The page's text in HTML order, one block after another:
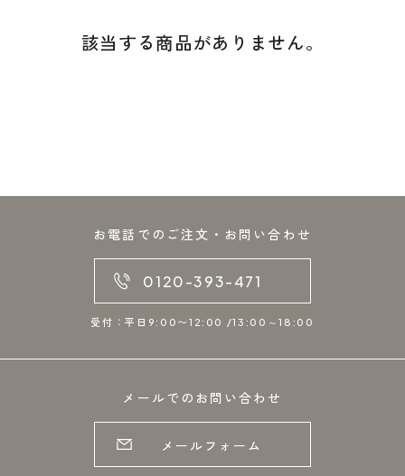
該当する商品がありません。
お電話でのご注文・お問い合わせ
0120-393-471
受付：平日9:00〜12:00 /13:00～18:00
メールでのお問い合わせ
メールフォーム